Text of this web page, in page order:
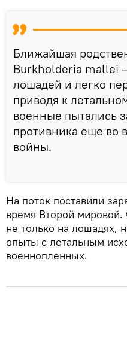
Ближайшая
Burkholderia mallei
лошадей и легко
приводя к
военные пытались
противника еще во
войны.
На поток поставили
время Второй
не только на лошадях,
опыты с летальным
военнопленных.